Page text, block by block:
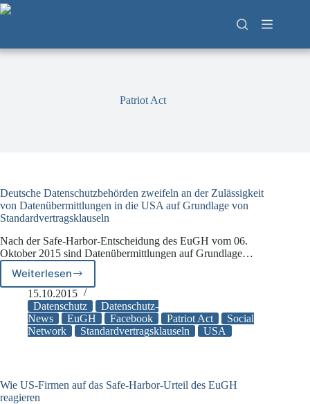
Zum
Inhalt
Patriot Act
Deutsche Datenschutzbehörden zweifeln an der Zulässigkeit
von Datenübermittlungen in die USA auf Grundlage von
Standardvertragsklauseln
Nach der Safe-Harbor-Entscheidung des EuGH vom 06.
Oktober 2015 sind Datenübermittlungen auf Grundlage…
Weiterlesen
Deutsche
Datenschutzbehörden
zweifeln
an
der
in
15.10.2015
Datenschutz
Datenschutz-
News
EuGH Facebook Patriot Act
Social
Network
Standardvertragsklauseln USA
Wie US-Firmen auf das Safe-Harbor-Urteil des EuGH
reagieren